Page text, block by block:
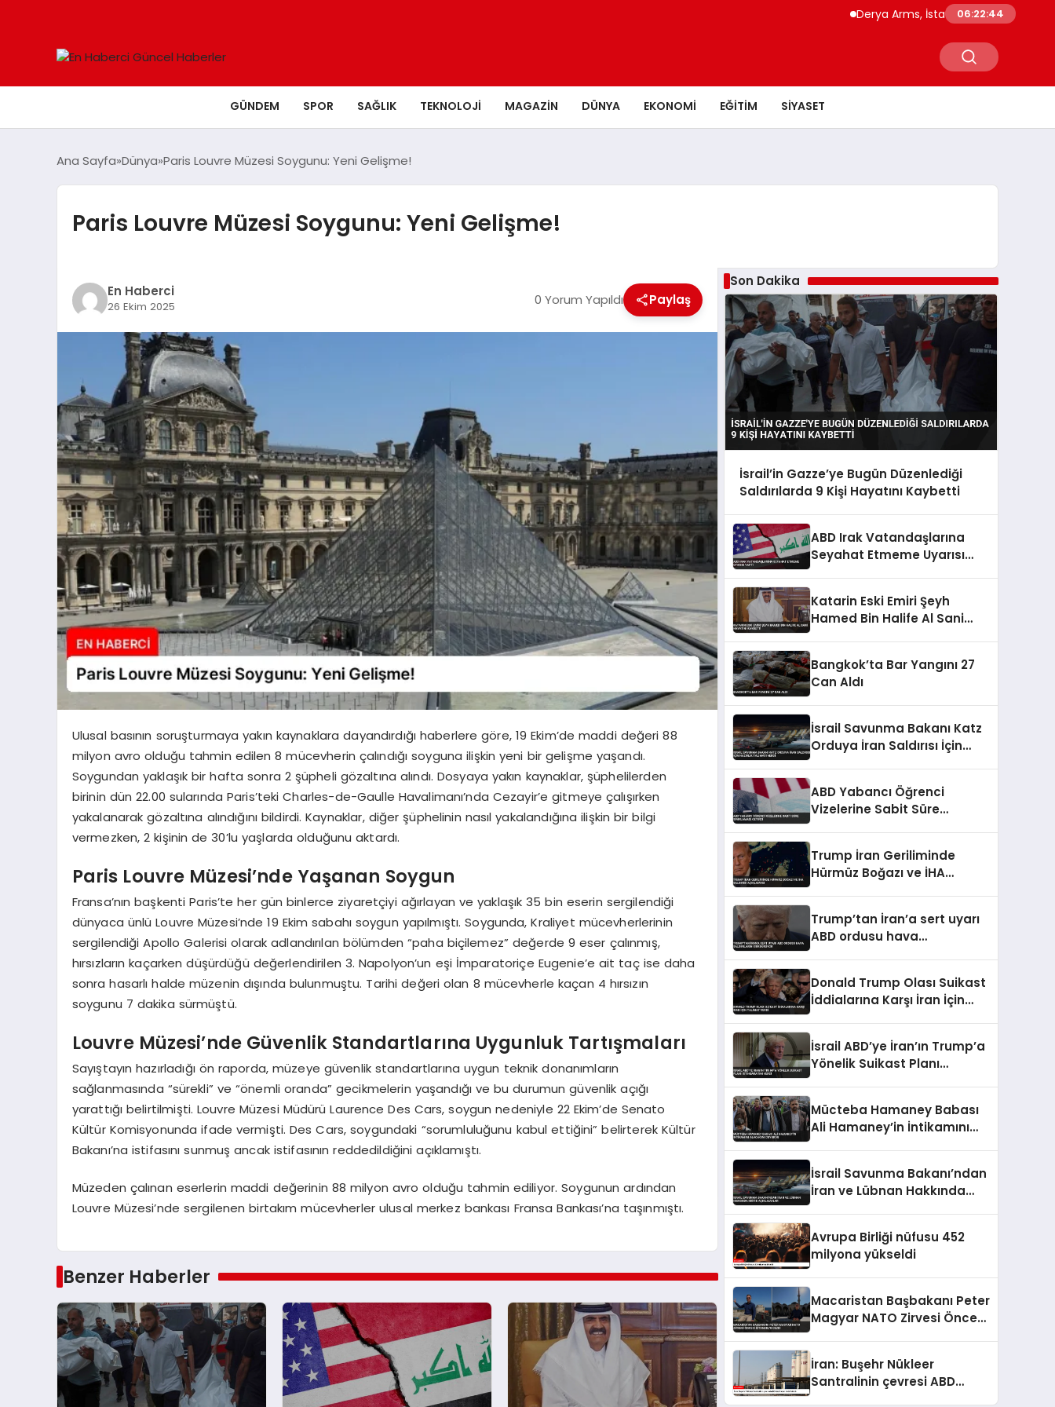
Derya Arms, İstanbul Prohunt 2026’da
06:22:45
GÜNDEM SPOR SAĞLIK TEKNOLOJI MAGAZIN DÜNYA EKONOMI EĞITIM SIYASET
Ana Sayfa Dünya Paris Louvre Müzesi Soygunu: Yeni Gelişme!
Paris Louvre Müzesi Soygunu: Yeni Gelişme!
En Haberci
26 Ekim 2025 0 Yorum Yapıldı Paylaş
Ulusal basının soruşturmaya yakın kaynaklara dayandırdığı haberlere göre, 19 Ekim’de maddi değeri 88
milyon avro olduğu tahmin edilen 8 mücevherin çalındığı soyguna ilişkin yeni bir gelişme yaşandı.
Soygundan yaklaşık bir hafta sonra 2 şüpheli gözaltına alındı. Dosyaya yakın kaynaklar, şüphelilerden
birinin dün 22.00 sularında Paris’teki Charles-de-Gaulle Havalimanı’nda Cezayir’e gitmeye çalışırken
yakalanarak gözaltına alındığını bildirdi. Kaynaklar, diğer şüphelinin nasıl yakalandığına ilişkin bir bilgi
vermezken, 2 kişinin de 30’lu yaşlarda olduğunu aktardı.
Paris Louvre Müzesi’nde Yaşanan Soygun
Fransa’nın başkenti Paris’te her gün binlerce ziyaretçiyi ağırlayan ve yaklaşık 35 bin eserin sergilendiği
dünyaca ünlü Louvre Müzesi’nde 19 Ekim sabahı soygun yapılmıştı. Soygunda, Kraliyet mücevherlerinin
sergilendiği Apollo Galerisi olarak adlandırılan bölümden “paha biçilemez” değerde 9 eser çalınmış,
hırsızların kaçarken düşürdüğü değerlendirilen 3. Napolyon’un eşi İmparatoriçe Eugenie’e ait taç ise daha
sonra hasarlı halde müzenin dışında bulunmuştu. Tarihi değeri olan 8 mücevherle kaçan 4 hırsızın
soygunu 7 dakika sürmüştü.
Louvre Müzesi’nde Güvenlik Standartlarına Uygunluk Tartışmaları
Sayıştayın hazırladığı ön raporda, müzeye güvenlik standartlarına uygun teknik donanımların
sağlanmasında “sürekli” ve “önemli oranda” gecikmelerin yaşandığı ve bu durumun güvenlik açığı
yarattığı belirtilmişti. Louvre Müzesi Müdürü Laurence Des Cars, soygun nedeniyle 22 Ekim’de Senato
Kültür Komisyonunda ifade vermişti. Des Cars, soygundaki “sorumluluğunu kabul ettiğini” belirterek Kültür
Bakanı’na istifasını sunmuş ancak istifasının reddedildiğini açıklamıştı.
Müzeden çalınan eserlerin maddi değerinin 88 milyon avro olduğu tahmin ediliyor. Soygunun ardından
Louvre Müzesi’nde sergilenen birtakım mücevherler ulusal merkez bankası Fransa Bankası’na taşınmıştı.
Benzer Haberler
Son Dakika
İsrail’in Gazze’ye Bugün Düzenlediği
Saldırılarda 9 Kişi Hayatını Kaybetti
ABD Irak Vatandaşlarına
Seyahat Etmeme Uyarısı
Katarin Eski Emiri Şeyh
Hamed Bin Halife Al Sani
Bangkok’ta Bar Yangını 27
Can Aldı
İsrail Savunma Bakanı Katz
Orduya İran Saldırısı İçin
ABD Yabancı Öğrenci
Vizelerine Sabit Süre
Trump İran Geriliminde
Hürmüz Boğazı ve İHA
Trump’tan İran’a sert uyarı
ABD ordusu hava
Donald Trump Olası Suikast
İddialarına Karşı İran İçin
İsrail ABD’ye İran’ın Trump’a
Yönelik Suikast Planı
Mücteba Hamaney Babası
Ali Hamaney’in İntikamını
İsrail Savunma Bakanı’ndan
İran ve Lübnan Hakkında
Avrupa Birliği nüfusu 452
milyona yükseldi
Macaristan Başbakanı Peter
Magyar NATO Zirvesi Öncesi
İran: Buşehr Nükleer
Santralinin çevresi ABD